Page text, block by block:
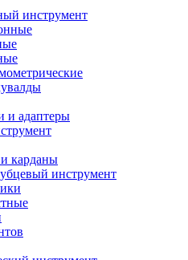
инструмент
и адаптеры
карданы
инструмент